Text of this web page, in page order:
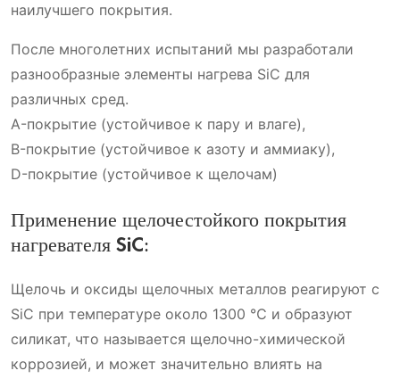
наилучшего покрытия.
После многолетних испытаний мы разработали
разнообразные элементы нагрева SiC для
различных сред.
A-покрытие (устойчивое к пару и влаге),
B-покрытие (устойчивое к азоту и аммиаку),
D-покрытие (устойчивое к щелочам)
Применение щелочестойкого покрытия
нагревателя SiC:
Щелочь и оксиды щелочных металлов реагируют с
SiC при температуре около 1300 ℃ и образуют
силикат, что называется щелочно-химической
коррозией, и может значительно влиять на